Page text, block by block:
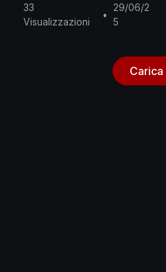
33
Visualizzazioni
•
29/06/2
5
Carica